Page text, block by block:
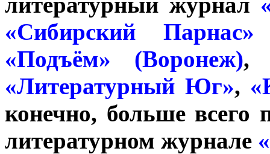
«Сибирский Парнас»
«Подъём» (Воронеж)
«Литературный Юг»,
конечно, больше всего
литературном журнале